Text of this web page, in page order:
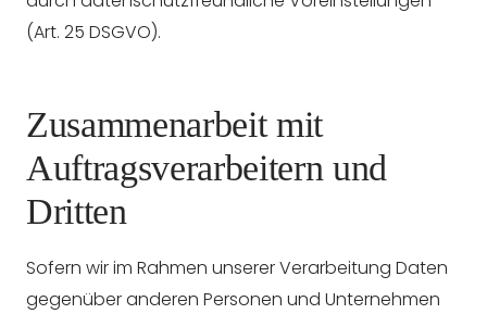
(Art. 25 DSGVO).
Zusammenarbeit mit
Auftragsverarbeitern und
Dritten
Sofern wir im Rahmen unserer Verarbeitung Daten
gegenüber anderen Personen und Unternehmen